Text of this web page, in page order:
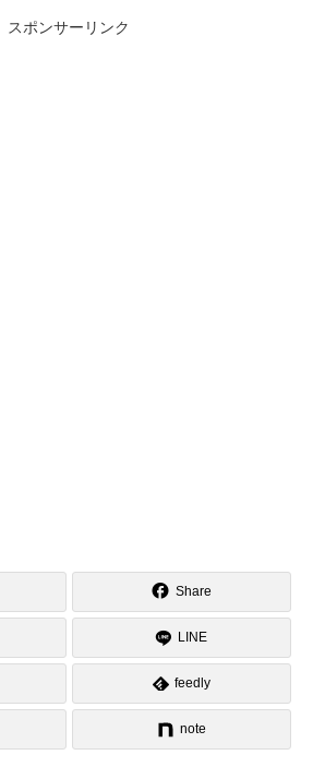
スポンサーリンク
Share
LINE
feedly
note